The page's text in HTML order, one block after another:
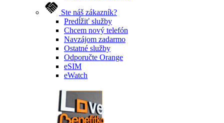
Ste náš zákazník?
Predĺžiť služby
Chcem nový telefón
Navzájom zadarmo
Ostatné služby
Odporučte Orange
eSIM
eWatch